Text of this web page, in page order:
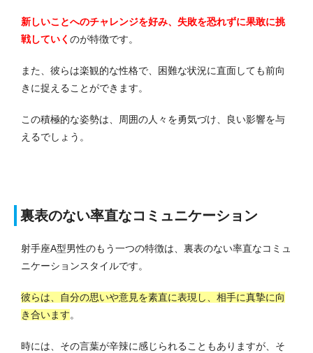
新しいことへのチャレンジを好み、失敗を恐れずに果敢に挑
戦していく のが特徴です。
また、彼らは楽観的な性格で、困難な状況に直面しても前向
きに捉えることができます。
この積極的な姿勢は、周囲の人々を勇気づけ、良い影響を与
えるでしょう。
裏表のない率直なコミュニケーション
射手座A型男性のもう一つの特徴は、裏表のない率直なコミュ
ニケーションスタイルです。
彼らは、自分の思いや意見を素直に表現し、相手に真摯に向
き合います。
時には、その言葉が辛辣に感じられることもありますが、そ